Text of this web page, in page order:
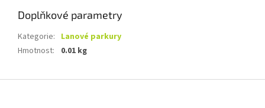
Doplňkové parametry
Kategorie: Lanové parkury
Hmotnost: 0.01 kg